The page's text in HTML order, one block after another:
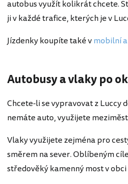
autobus využít kolikrát chcete.
ji v každé trafice, kterých je v
Jízdenky koupíte také vmobilní
Autobusy a vlaky po
Chcete-li se vypravovat z Luccy
nemáte auto, využijete
Vlaky využijete zejména pro
směrem na sever. Oblíbeným
středověký kamenný most v